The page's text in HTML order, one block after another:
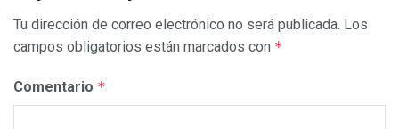
Tu dirección de correo electrónico no será publicada. Los
campos obligatorios están marcados con *
Comentario *